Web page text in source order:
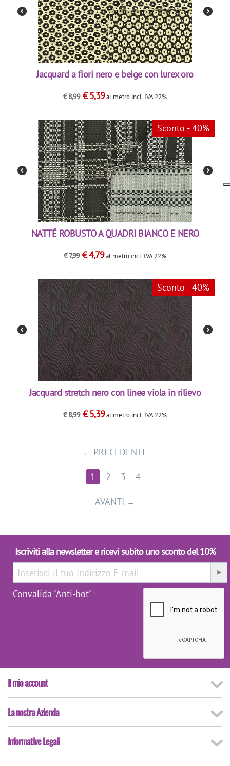
Jacquard a fiori nero e beige con lurex oro
€8,99 €5,39al metro incl. IVA 22%
Sconto - 40%
NATTÉ ROBUSTO A QUADRI BIANCO E NERO
€7,99 €4,79al metro incl. IVA 22%
Sconto - 40%
Jacquard stretch nero con linee viola in rilievo
€8,99 €5,39al metro incl. IVA 22%
PRECEDENTE
1 2 3 4
AVANTI
Iscriviti alla newsletter e ricevi subito uno sconto del 10%
Convalida "Anti-bot"
Il mio account
La nostra Azienda
Informative Legali